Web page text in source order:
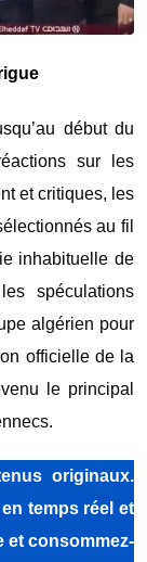
début du
sur les
et critiques, les
au fil
inhabituelle de
spéculations
algérien pour
officielle de la
le principal
originaux.
temps réel et
et consommez-